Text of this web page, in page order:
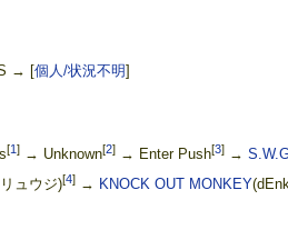
→ [個人/状況不明]
[1]→ Unknown[2]→ Enter Push[3]→
ュウジ)[4]→ KNOCK OUT MONKEY